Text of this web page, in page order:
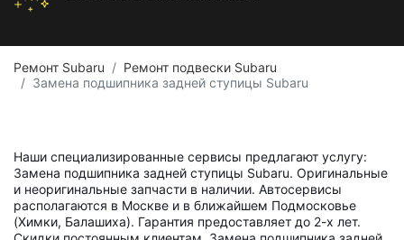
Ремонт Subaru
Ремонт подвески Subaru
Замена подшипника задней ступицы Subaru
Наши специализированные сервисы предлагают услугу:
Замена подшипника задней ступицы Subaru. Оригинальные
и неоригинальные запчасти в наличии. Автосервисы
располагаются в Москве и в ближайшем Подмосковье
(Химки, Балашиха). Гарантия предоставляет до 2-х лет.